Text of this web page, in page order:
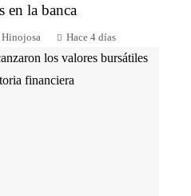
en la banca
Hace 4 días